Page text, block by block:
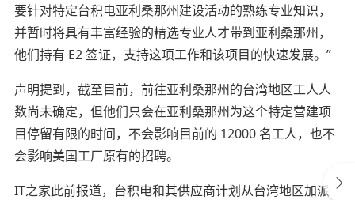
要针对特定台积电亚利桑那州建设活动的熟练专业知识，
并暂时将具有丰富经验的精选专业人才带到亚利桑那州，
他们持有 E2 签证，支持这项工作和该项目的快速发展。”
声明提到，截至目前，前往亚利桑那州的台湾地区工人人
数尚未确定，但他们只会在亚利桑那州为这个特定营建项
目停留有限的时间，不会影响目前的 12000 名工人，也不
会影响美国工厂原有的招聘。
IT之家此前报道，台积电和其供应商计划从台湾地区加派